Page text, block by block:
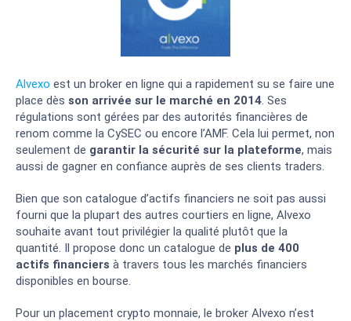
Alvexo est un broker en ligne qui a rapidement su se faire une
place dès son arrivée sur le marché en 2014. Ses
régulations sont gérées par des autorités financières de
renom comme la CySEC ou encore l’AMF. Cela lui permet, non
seulement de garantir la sécurité sur la plateforme, mais
aussi de gagner en confiance auprès de ses clients traders.
Bien que son catalogue d’actifs financiers ne soit pas aussi
fourni que la plupart des autres courtiers en ligne, Alvexo
souhaite avant tout privilégier la qualité plutôt que la
quantité. Il propose donc un catalogue de plus de 400
actifs financiers à travers tous les marchés financiers
disponibles en bourse.
Pour un placement crypto monnaie, le broker Alvexo n’est